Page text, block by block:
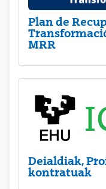
Plan de
MRR
Deialdiak,
kontratuak